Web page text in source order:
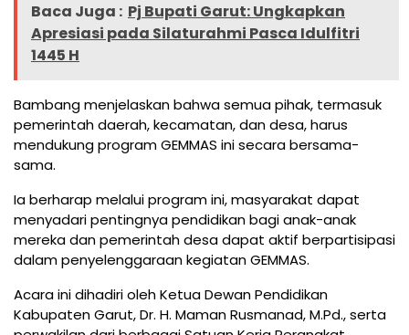
Baca Juga : Pj Bupati Garut: Ungkapkan
Apresiasi pada Silaturahmi Pasca Idulfitri
1445 H
Bambang menjelaskan bahwa semua pihak, termasuk
pemerintah daerah, kecamatan, dan desa, harus
mendukung program GEMMAS ini secara bersama-
sama.
Ia berharap melalui program ini, masyarakat dapat
menyadari pentingnya pendidikan bagi anak-anak
mereka dan pemerintah desa dapat aktif berpartisipasi
dalam penyelenggaraan kegiatan GEMMAS.
Acara ini dihadiri oleh Ketua Dewan Pendidikan
Kabupaten Garut, Dr. H. Maman Rusmanad, M.Pd., serta